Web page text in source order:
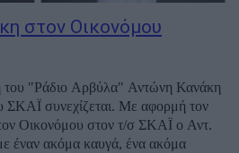
στον Οικονόμου
του "Ράδιο Αρβύλα" Αντώνη Κανάκη
ΣΚΑΪ συνεχίζεται. Με αφορμή τον
Οικονόμου στον τ/σ ΣΚΑΪ ο Αντ.